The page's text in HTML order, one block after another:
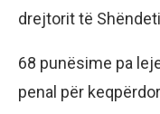
drejtorit të
68 punësime pa
penal për